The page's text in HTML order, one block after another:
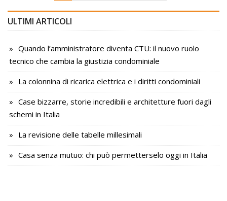
ULTIMI ARTICOLI
Quando l’amministratore diventa CTU: il nuovo ruolo
tecnico che cambia la giustizia condominiale
La colonnina di ricarica elettrica e i diritti condominiali
Case bizzarre, storie incredibili e architetture fuori dagli
schemi in Italia
La revisione delle tabelle millesimali
Casa senza mutuo: chi può permetterselo oggi in Italia